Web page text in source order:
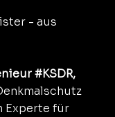
- aus
#KSDR,
Experte für